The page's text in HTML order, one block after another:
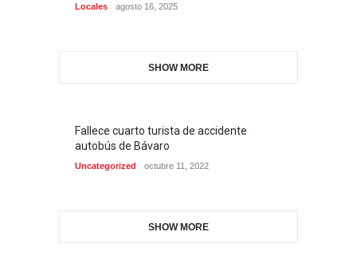
Locales agosto 16, 2025
SHOW MORE
Fallece cuarto turista de accidente
autobús de Bávaro
Uncategorized octubre 11, 2022
SHOW MORE